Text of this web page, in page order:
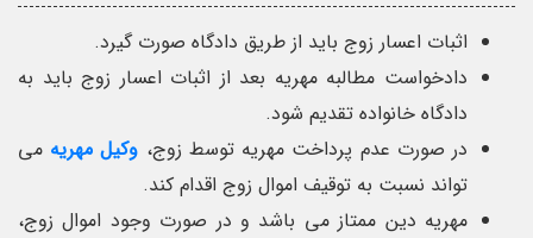
اثبات اعسار زوج باید از طریق دادگاه صورت گیرد.
دادخواست مطالبه مهریه بعد از اثبات اعسار زوج باید به
دادگاه خانواده تقدیم شود.
در صورت عدم پرداخت مهریه توسط زوج، وکیل مهریه می
تواند نسبت به توقیف اموال زوج اقدام کند.
مهریه دین ممتاز می باشد و در صورت وجود اموال زوج،